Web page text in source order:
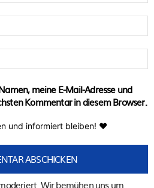
meine E-Mail-Adresse und
Kommentar in diesem Browser.
und informiert bleiben! ♥
Wir bemühen uns um